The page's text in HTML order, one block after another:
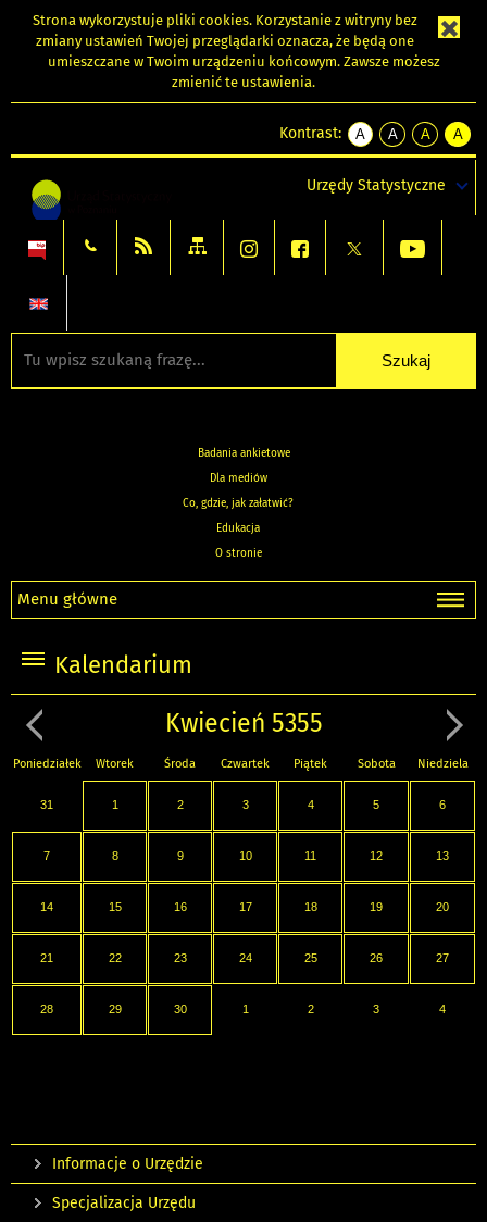
Strona wykorzystuje pliki cookies. Korzystanie z witryny bez
zmiany ustawień Twojej przeglądarki oznacza, że będą one
umieszczane w Twoim urządzeniu końcowym. Zawsze możesz
zmienić te ustawienia.
Kontrast:
A
kontrast
A
kontrast
tekst
czarnym
A
kontrast
tekst
czarnym
A
tekst
żółtym
Urzędy Statystyczne
Badania ankietowe
Dla mediów
Co, gdzie, jak załatwić?
Edukacja
O stronie
Menu główne
Kalendarium
Kwiecień 5355
Poniedziałek Wtorek Środa Czwartek Piątek Sobota Niedziela
31 1 2 3 4 5 6
7 8 9 10 11 12 13
14 15 16 17 18 19 20
21 22 23 24 25 26 27
28 29 30 1 2 3 4
Informacje o Urzędzie
Specjalizacja Urzędu